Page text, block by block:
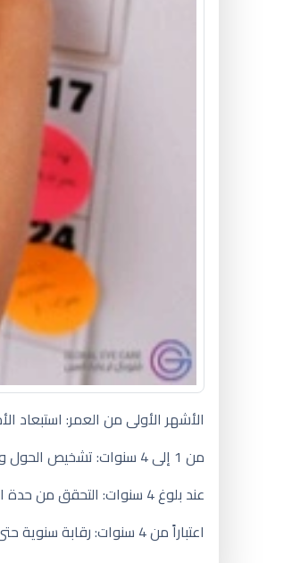
الأشهر الأولى من العمر:
من 1 إلى 4 سنوات: تشخيص الحول وغيرها من اضطرابات في حركية العين والعيوب الانكسارية (قصر النظر، طول النظر والاستجماتيزم).
عند بلوغ 4 سنوات: التحقق من حدة البصر والأخطاء الانكسارية. استبعاد وجود العين الكسولة.
اعتباراً من 4 سنوات: رقابة سنوية حتى بلوغ 14 سنة